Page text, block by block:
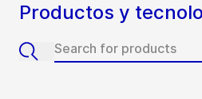
Productos y